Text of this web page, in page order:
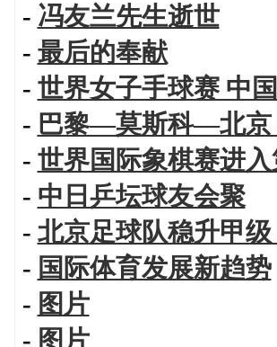
- 冯友兰先生逝世
- 最后的奉献
- 世界女子手球赛 中
- 巴黎—莫斯科—北京
- 世界国际象棋赛进
- 中日乒坛球友会聚
- 北京足球队稳升甲级
- 国际体育发展新趋势
- 图片
- 图片